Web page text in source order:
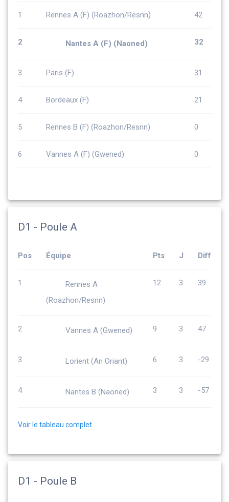
1 Rennes A (F) (Roazhon/Resnn) 42
2 Nantes A (F) (Naoned) 32
3 Paris (F) 31
4 Bordeaux (F) 21
5 Rennes B (F) (Roazhon/Resnn) 0
6 Vannes A (F) (Gwened) 0
D1 - Poule A
Pos Équipe Pts J Diff
1
Rennes A
(Roazhon/Resnn)
12 3 39
2 Vannes A (Gwened) 9 3 47
3 Lorient (An Oriant) 6 3 -29
4 Nantes B (Naoned) 3 3 -57
Voir le tableau complet
D1 - Poule B